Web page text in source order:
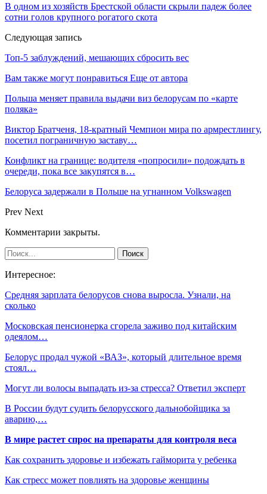
В одном из хозяйств Брестской области скрыли падеж более
сотни голов крупного рогатого скота
Следующая запись
Топ-5 заблуждений, мешающих сбросить вес
Вам также могут понравиться Еще от автора
Польша меняет правила выдачи виз белорусам по «карте
поляка»
Виктор Братченя, 18-кратный Чемпион мира по армрестлингу,
посетил пограничную заставу…
Конфликт на границе: водителя «попросили» подождать в
очереди, пока все закупятся в…
Белоруса задержали в Польше на угнанном Volkswagen
Prev Next
Комментарии закрыты.
Интересное:
Средняя зарплата белорусов снова выросла. Узнали, на
сколько
Московская пенсионерка сгорела заживо под китайским
одеялом…
Белорус продал чужой «ВАЗ», который длительное время
стоял…
Могут ли волосы выпадать из-за стресса? Ответил эксперт
В России будут судить белорусского дальнобойщика за
аварию,…
В мире растет спрос на препараты для контроля веса
Как сохранить здоровье и избежать гайморита у ребенка
Как стресс может повлиять на здоровье женщины